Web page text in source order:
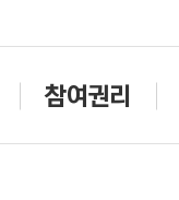
참여권리